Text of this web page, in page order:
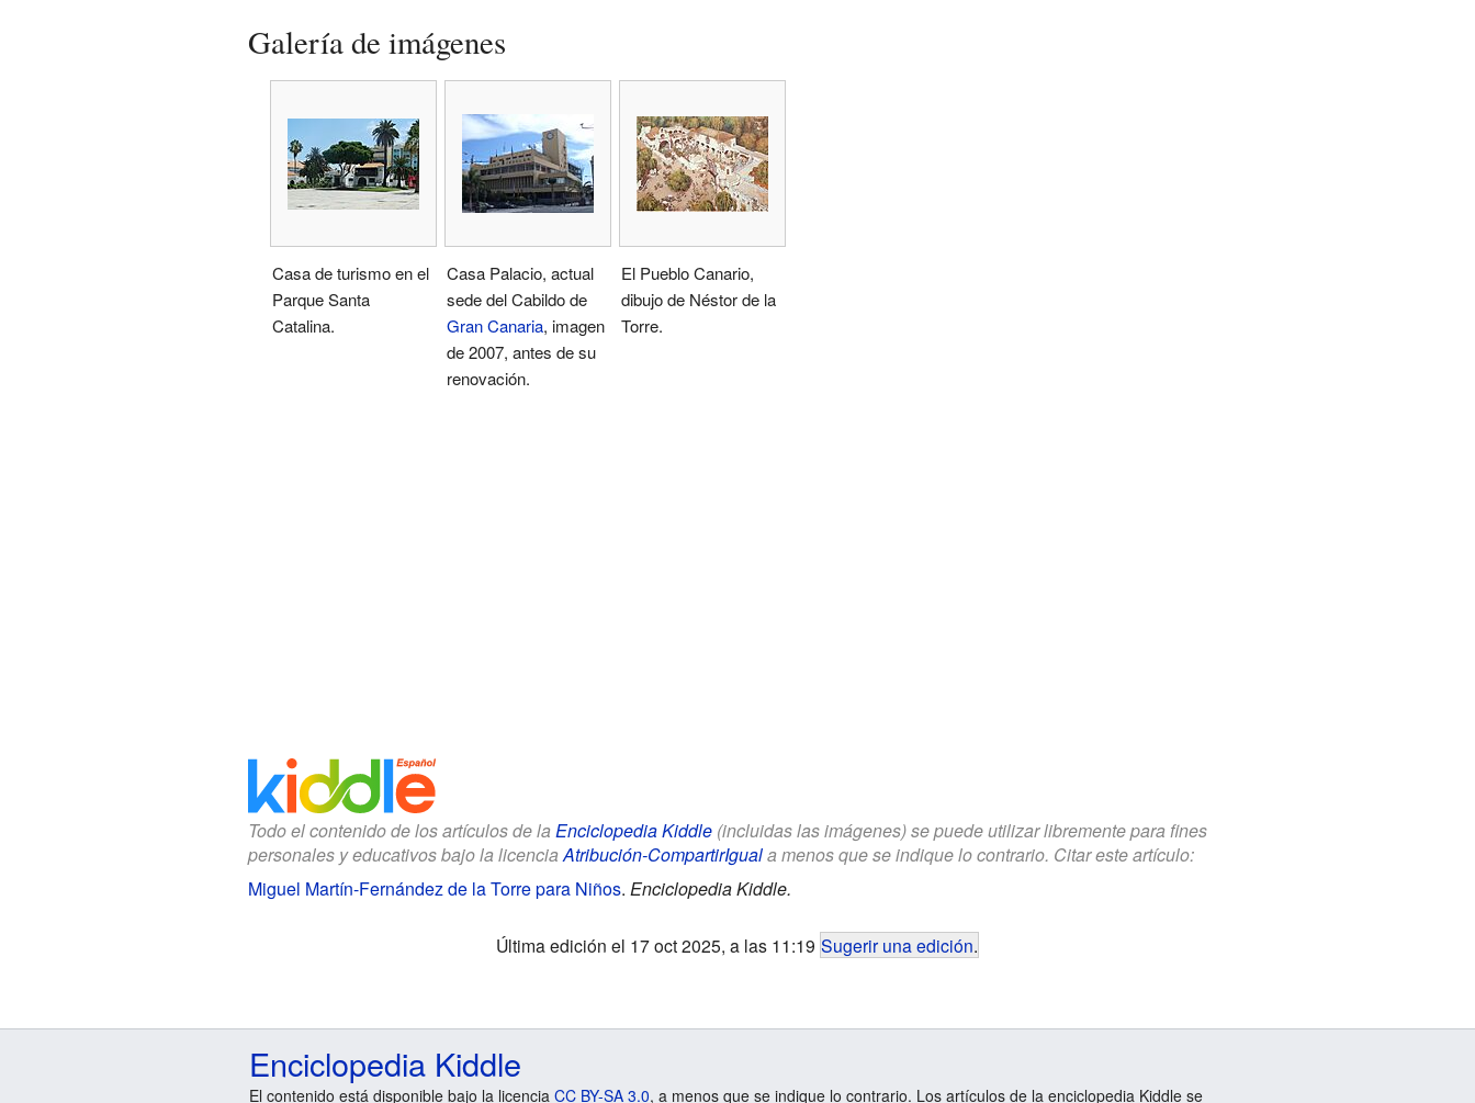
Galería de imágenes
Casa de turismo en el
Parque Santa
Catalina.
Casa Palacio, actual
sede del Cabildo de
Gran Canaria, imagen
de 2007, antes de su
renovación.
El Pueblo Canario,
dibujo de Néstor de la
Torre.
Todo el contenido de los artículos de la Enciclopedia Kiddle(incluidas las imágenes) se puede utilizar libremente para fines
personales y educativos bajo la licencia Atribución-CompartirIguala menos que se indique lo contrario. Citar este artículo:
Miguel Martín-Fernández de la Torre para Niños. Enciclopedia Kiddle.
Última edición el 17 oct 2025, a las 11:19 Sugerir una edición.
Enciclopedia Kiddle
El contenido está disponible bajo la licencia CC BY-SA 3.0, a menos que se indique lo contrario. Los artículos de la enciclopedia Kiddle se